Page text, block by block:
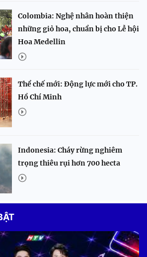
Colombia: Nghệ nhân hoàn thiện
những giỏ hoa, chuẩn bị cho Lễ hội
Hoa Medellin
Thể chế mới: Động lực mới cho TP.
Hồ Chí Minh
Indonesia: Cháy rừng nghiêm
trọng thiêu rụi hơn 700 hecta